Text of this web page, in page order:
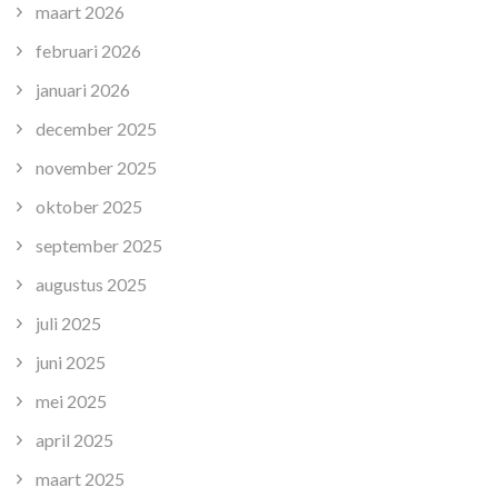
maart 2026
februari 2026
januari 2026
december 2025
november 2025
oktober 2025
september 2025
augustus 2025
juli 2025
juni 2025
mei 2025
april 2025
maart 2025